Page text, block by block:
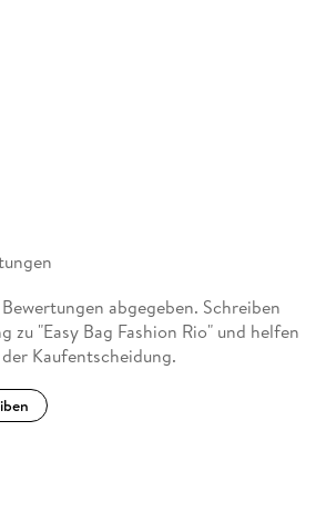
abgegeben. Schreiben
zu "Easy Bag Fashion Rio" und helfen
Kaufentscheidung.